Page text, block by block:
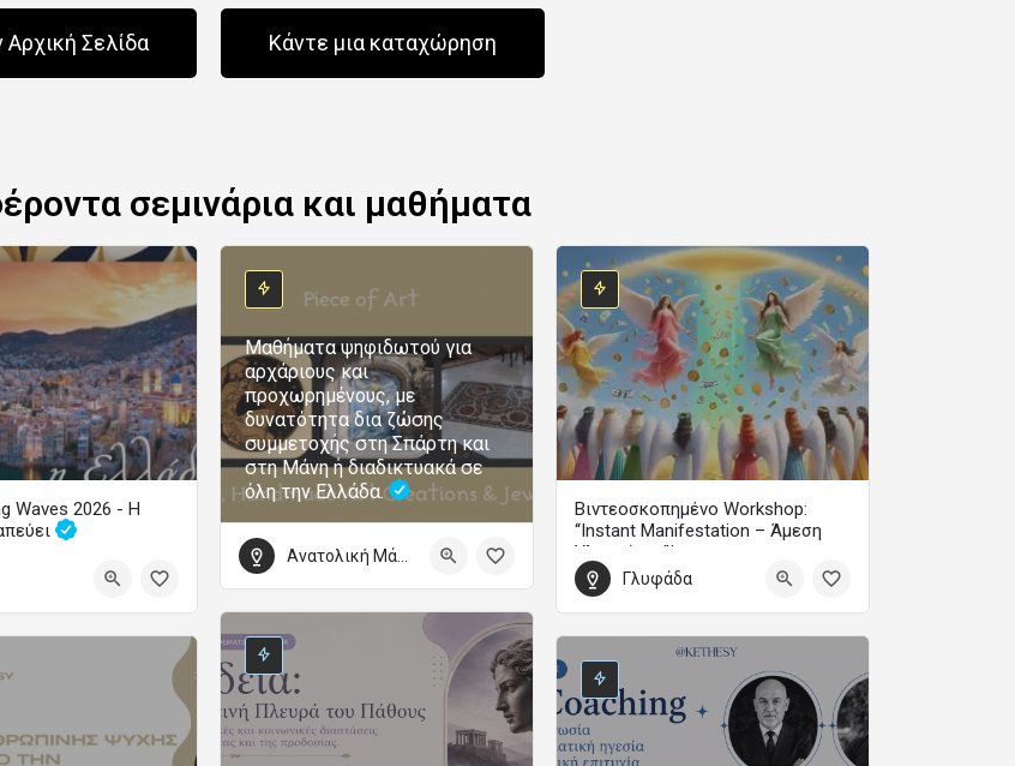
Σελίδα Κάντε μια καταχώρηση
σεμινάρια και μαθήματα
Waves 2026 - Η
09:00 - 4 Οκτωβρίου 2026 22:00
Μαθήματα ψηφιδωτού για
αρχάριους και
προχωρημένους, με
δυνατότητα δια ζώσης
συμμετοχής στη Σπάρτη και
στη Μάνη ή διαδικτυακά σε
όλη την Ελλάδα.
Βιντεοσκοπημένο Workshop:
“Instant Manifestation – Άμεση
Υλοποίηση”!
Με τη Μαίρη Ζαπίτη
99
Γλυφάδα